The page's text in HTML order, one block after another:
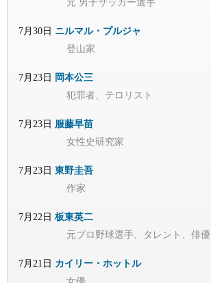
元 男子サッカー選手
7月30日 ニルマル・プルジャ
登山家
7月23日 岡本公三
犯罪者、テロリスト
7月23日 服藤早苗
女性史研究家
7月23日 東野圭吾
作家
7月22日 板東英二
元プロ野球選手、タレント、俳優
7月21日 カイリー・ホットル